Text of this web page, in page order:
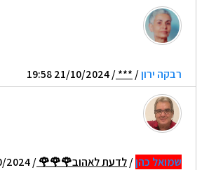
רבקה ירון/
***
/ 21/10/2024 19:58
שמואל כהן/לדעת לאהוב🌹🌹🌹/ 22/10/2024 03:07